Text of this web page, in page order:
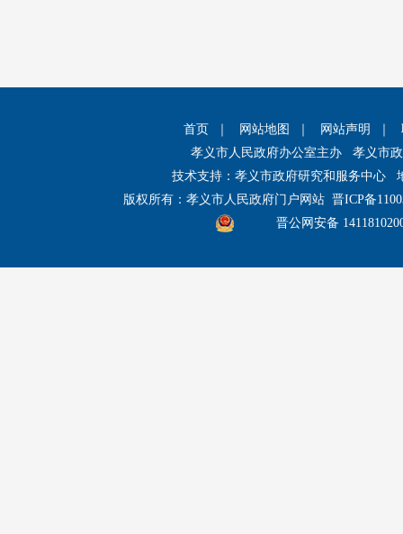
首页 网站地图 网站声明
孝义市人民政府办公室主办 孝义市
技术支持：孝义市政府研究和服务中心
版权所有：孝义市人民政府门户网站 晋ICP备
晋公网安备